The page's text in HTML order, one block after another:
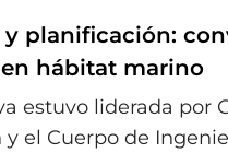
y planificación:
hábitat marino
estuvo liderada por
y el Cuerpo de